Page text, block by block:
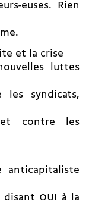
euses. Rien
et la crise
luttes
les syndicats,
et contre les
anticapitaliste
OUI à la